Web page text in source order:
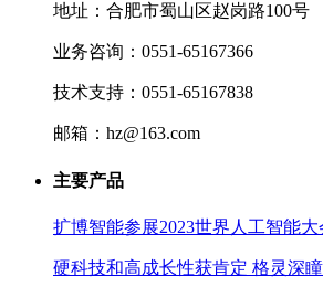
地址：合肥市蜀山区赵岗路100号
业务咨询：0551-65167366
技术支持：0551-65167838
邮箱：hz@163.com
主要产品
扩博智能参展2023世界人工智能大
硬科技和高成长性获肯定 格灵深